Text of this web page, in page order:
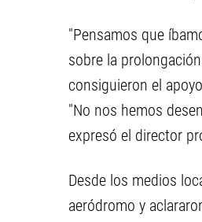
"Pensamos que
sobre la
consiguieron el
"No nos hemos
expresó el director
Desde los medios
aeródromo y